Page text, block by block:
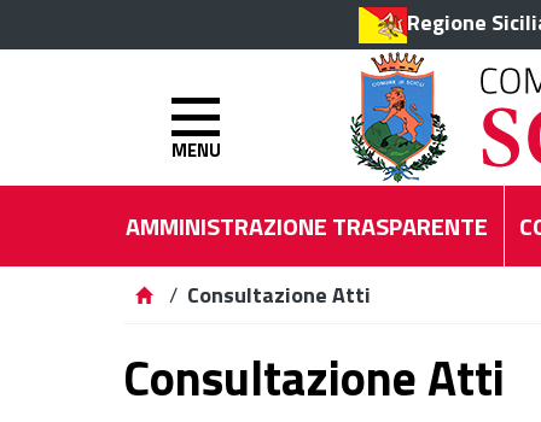
Regione
MENU
AMMINISTRAZIONE TRASPARENTE
/ Consultazione Atti
Consultazione Atti